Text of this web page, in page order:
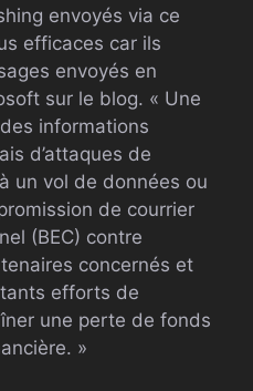
envoyés via ce
efficaces car ils
envoyés en
sur le blog. « Une
informations
d’attaques de
un vol de données ou
de courrier
(BEC) contre
concernés et
efforts de
une perte de fonds
»